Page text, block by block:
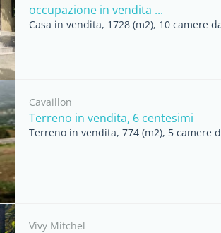
occupazione in vendita ...
Casa in vendita, 1728 (m2), 10 camere
Cavaillon
Terreno in vendita, 6 centesimi
Terreno in vendita, 774 (m2), 5 camere
Vivy Mitchel